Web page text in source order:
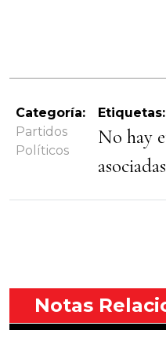
Categoría:
Partidos
Políticos
Etiquetas:
No hay
Notas